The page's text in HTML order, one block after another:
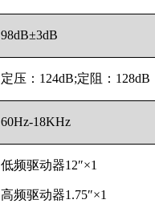
98dB±3dB
定压：124dB;定阻：128dB
60Hz-18KHz
低频驱动器12″×1
高频驱动器1.75″×1